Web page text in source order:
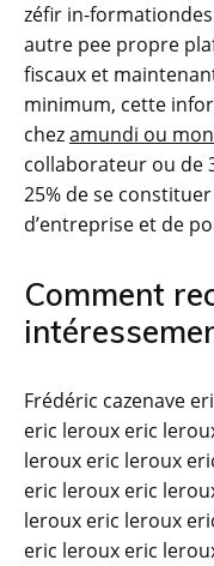
zéfir in-formationdes
autre pee propre
fiscaux et
minimum, cette
chezamundi ou
collaborateur ou de
25% de se
d’entreprise et de
Comment
Frédéric cazenave
eric leroux eric
leroux eric leroux
eric leroux eric
leroux eric leroux
eric leroux eric